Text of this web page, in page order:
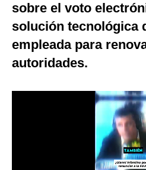
Mix
G de Gestión
Notas Contratadas
Podcast
sobre el voto
solución tecnológica
empleada para
autoridades.